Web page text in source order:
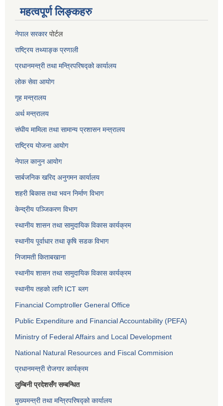
महत्वपूर्ण लिङ्कहरु
नेपाल सरकारपोर्टल
राष्ट्रिय तथ्याङ्क प्रणाली
प्रधानमन्त्री तथा मन्त्रिपरिषद्को कार्यालय
लोक सेवाआयोग
गृह मन्त्रालय
अर्थ मन्त्रालय
संघीय मामिला तथा सामान्य प्रशासन मन्त्रालय
राष्ट्रिय योजना आयोग
नेपाल कानुन आयोग
सार्बजनिक खरिद अनुगमन कार्यालय
शहरी बिकास तथा भवन निर्माण विभाग
केन्द्रीय पञ्जिकरण विभाग
स्थानीय शासन तथा सामुदायिक विकास कार्यक्रम
स्थानीय पूर्वाधार तथा कृषि सडक विभाग
निजामती किताबखाना
स्थानीय शासन तथा सामुदायिक विकास कार्यक्रम
स्थानीय तहको लागि ICT ब्लग
Financial Comptroller General Office
Public Expenditure and Financial Accountability (PEFA)
Ministry of Federal Affairs and Local Development
National Natural Resources and Fiscal Commision
प्रधानमन्त्री रोजगार कार्यक्रम
लुम्बिनी प्रदेशसँग सम्बन्धित
मुख्यमन्त्री तथा मन्त्रिपरिषद्को कार्यालय